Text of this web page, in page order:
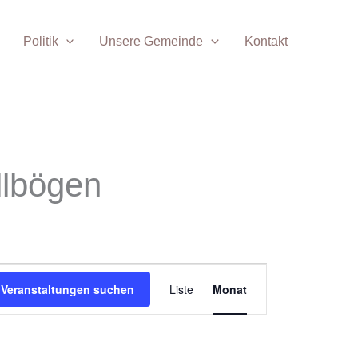
Politik Unsere Gemeinde Kontakt
Veranstaltungen suchen
Ansichten-
Navigation
Liste Monat